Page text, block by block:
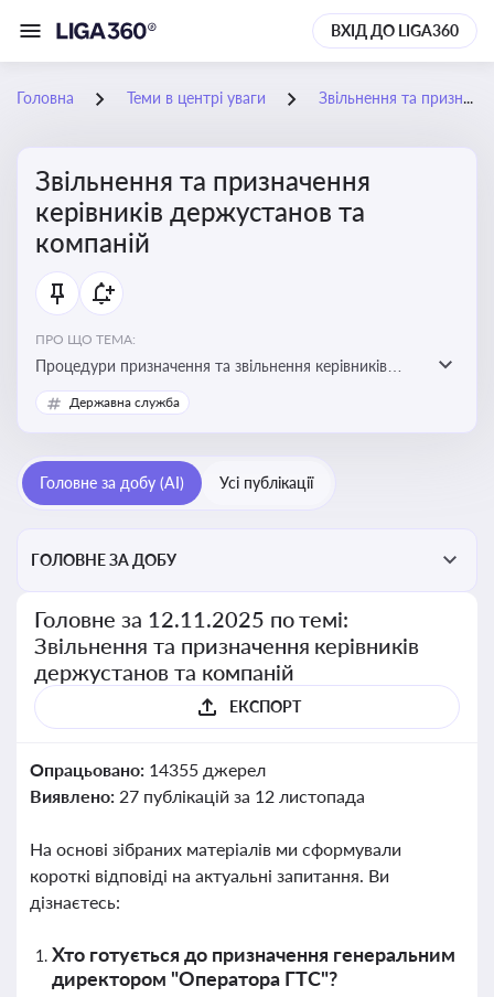
ВХІД ДО LIGA360
Головна Теми в центрі уваги Звільнення та призначення керівників держустанов та компаній
Звільнення та призначення
керівників держустанов та
компаній
ПРО ЩО ТЕМА:
Процедури призначення та звільнення керівників
установ та підприємств
Державна служба
Головне за добу (AI) Усі публікації
ГОЛОВНЕ ЗА ДОБУ
Головне за 12.11.2025 по темі:
Звільнення та призначення керівників
держустанов та компаній
ЕКСПОРТ
Опрацьовано: 14355 джерел
Виявлено: 27 публікацій за 12 листопада
На основі зібраних матеріалів ми сформували
короткі відповіді на актуальні запитання. Ви
дізнаєтесь:
Хто готується до призначення генеральним
директором "Оператора ГТС"?